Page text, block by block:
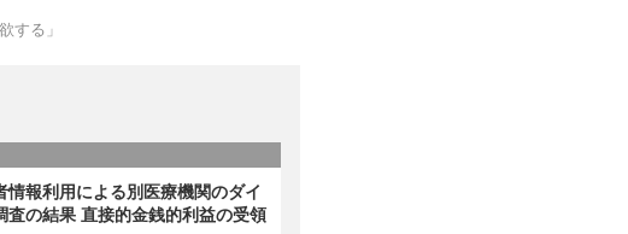
する」
報利用による別医療機関のダイ
査の結果 直接的金銭的利益の受領